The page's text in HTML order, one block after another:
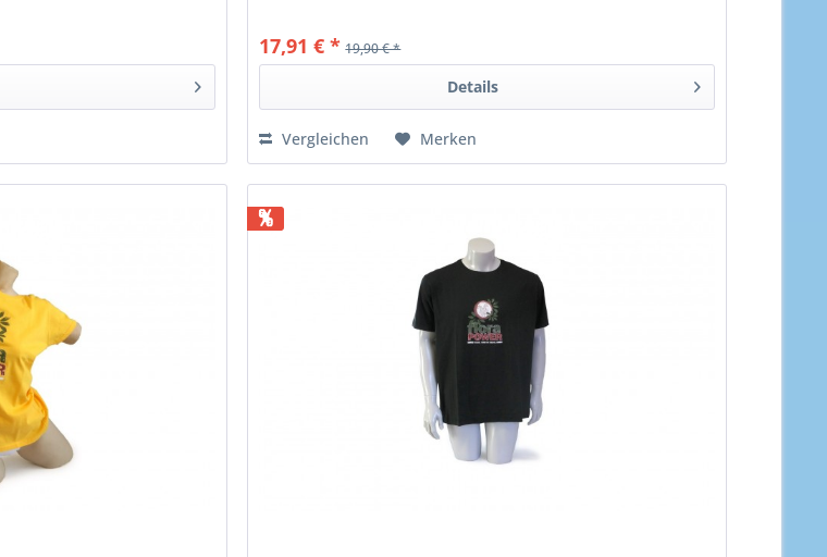
17,91 € * 19,90 € *
Details
Vergleichen Merken
%